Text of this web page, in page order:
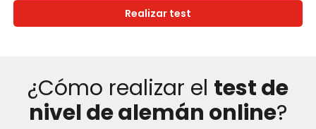
Realizar test
¿Cómo realizar el test de
nivel de alemán online?